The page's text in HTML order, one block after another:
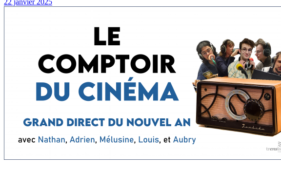
22 janvier 2025